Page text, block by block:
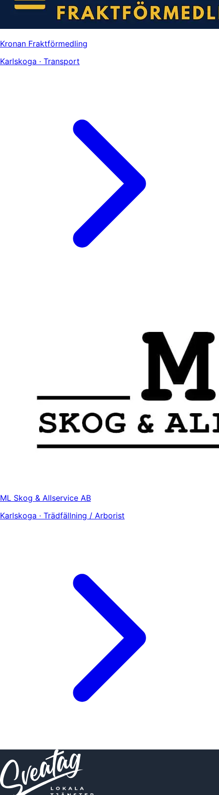
Kronan Fraktförmedling
Karlskoga · Transport
ML Skog & Allservice AB
Karlskoga · Trädfällning / Arborist